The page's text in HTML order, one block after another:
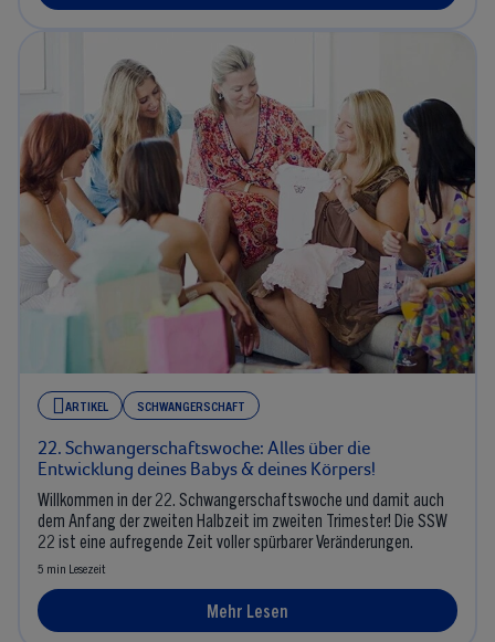
ARTIKEL SCHWANGERSCHAFT
22. Schwangerschaftswoche: Alles über die
Entwicklung deines Babys & deines Körpers!
Willkommen in der 22. Schwangerschaftswoche und damit auch
dem Anfang der zweiten Halbzeit im zweiten Trimester! Die SSW
22 ist eine aufregende Zeit voller spürbarer Veränderungen.
5 min Lesezeit
Mehr Lesen